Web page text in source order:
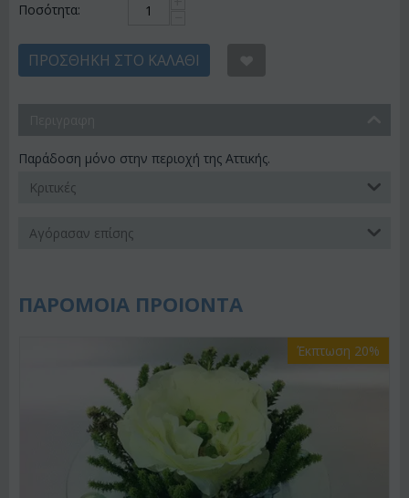
Ποσότητα:
ΠΡΟΣΘΉΚΗ ΣΤΟ ΚΑΛΆΘΙ
Παράδοση μόνο στην περιοχή της Αττικής.
Κριτικές
Αγόρασαν επίσης
ΠΑΡΟΜΟΙΑ ΠΡΟΙΟΝΤΑ
Έκπτωση 20%